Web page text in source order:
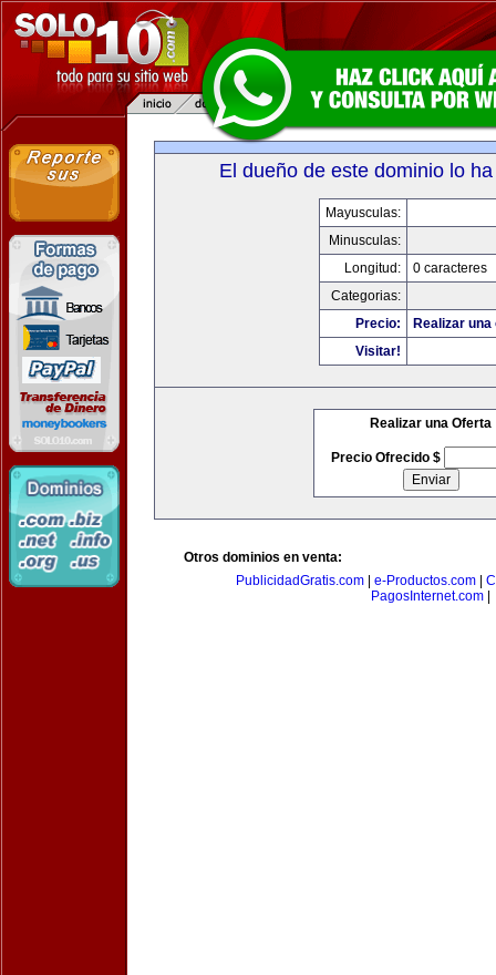
El dueño de este dominio lo
Mayusculas:
Minusculas:
Longitud:
0 caracteres
Categorias:
Precio:
Realizar
Visitar!
Realizar una Oferta
Precio Ofrecido $
Otros dominios en venta:
PublicidadGratis.com
e-Productos.com
PagosInternet.com